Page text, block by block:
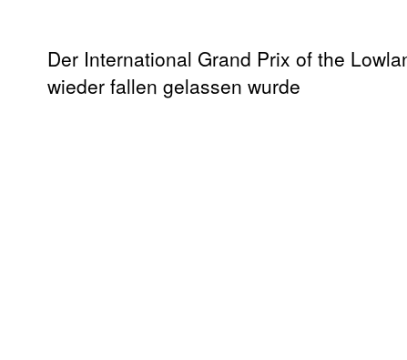
Der International Grand Prix of the
wieder fallen gelassen wurde